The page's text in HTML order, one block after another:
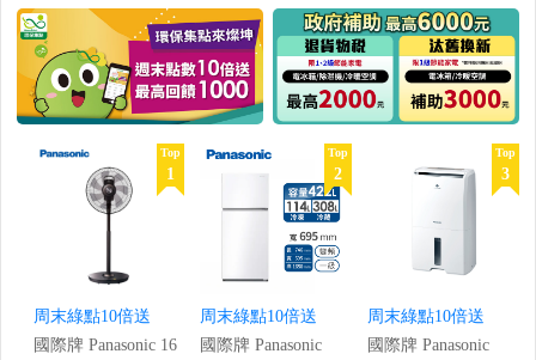
Top
1
周末綠點10倍送
國際牌 Panasonic 16
Top
2
周末綠點10倍送
國際牌 Panasonic
Top
3
周末綠點10倍送
國際牌 Panasonic